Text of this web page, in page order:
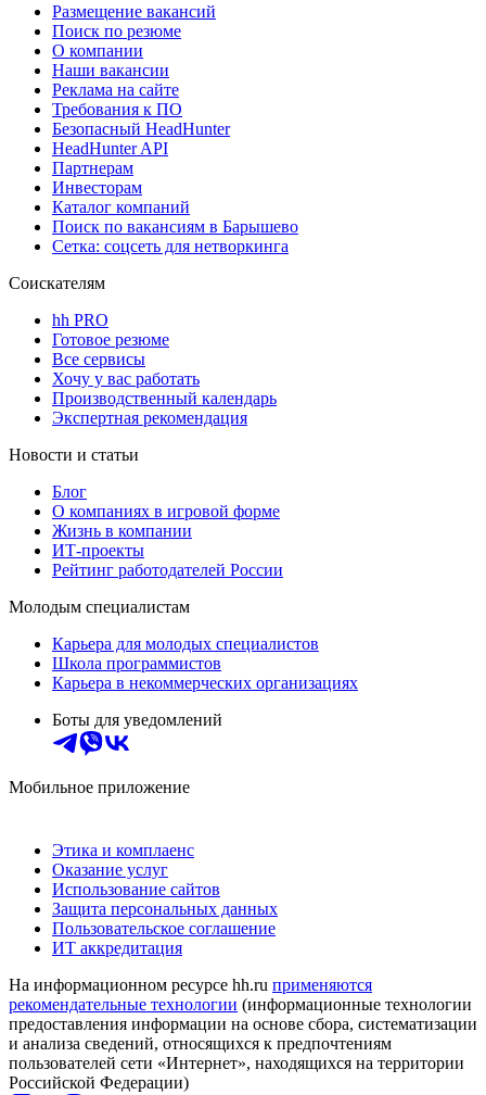
Размещение вакансий
Поиск по резюме
О компании
Наши вакансии
Реклама на сайте
Требования к ПО
Безопасный HeadHunter
HeadHunter API
Партнерам
Инвесторам
Каталог компаний
Поиск по вакансиям в Барышево
Сетка: соцсеть для нетворкинга
Соискателям
hh PRO
Готовое резюме
Все сервисы
Хочу у вас работать
Производственный календарь
Экспертная рекомендация
Новости и статьи
Блог
О компаниях в игровой форме
Жизнь в компании
ИТ-проекты
Рейтинг работодателей России
Молодым специалистам
Карьера для молодых специалистов
Школа программистов
Карьера в некоммерческих организациях
Боты для уведомлений
Мобильное приложение
Этика и комплаенс
Оказание услуг
Использование сайтов
Защита персональных данных
Пользовательское соглашение
ИТ аккредитация
На информационном ресурсе hh.ru применяются
рекомендательные технологии (информационные технологии
предоставления информации на основе сбора, систематизации
и анализа сведений, относящихся к предпочтениям
пользователей сети «Интернет», находящихся на территории
Российской Федерации)